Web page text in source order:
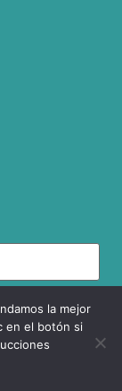
reserved.
la mejor
en el botón si